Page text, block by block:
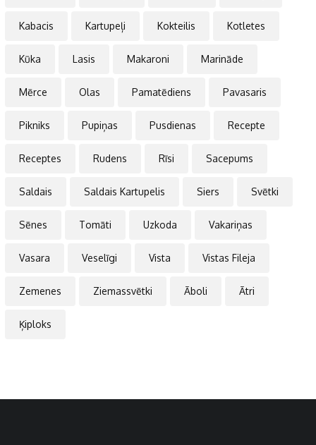
Kabacis Kartupeļi Kokteilis Kotletes
Kūka Lasis Makaroni Marināde
Mērce Olas Pamatēdiens Pavasaris
Pikniks Pupiņas Pusdienas Recepte
Receptes Rudens Rīsi Sacepums
Saldais Saldais Kartupelis Siers Svētki
Sēnes Tomāti Uzkoda Vakariņas
Vasara Veselīgi Vista Vistas Fileja
Zemenes Ziemassvētki Āboli Ātri
Ķiploks